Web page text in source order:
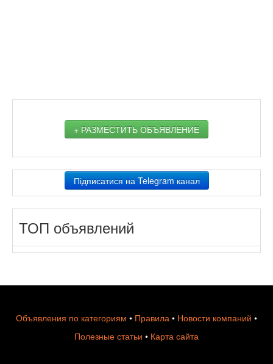
+ РАЗМЕСТИТЬ ОБЪЯВЛЕНИЕ
Підписатися на Telegram канал
ТОП объявлений
Объявления по категориям • Правила • Новости компаний •
Полезные статьи • Карта сайта